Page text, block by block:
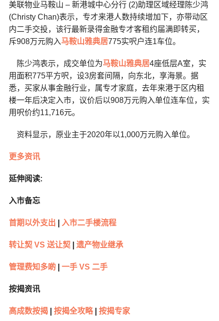
美联物业马鞍山 – 新港城中心分行 (2)助理区域经理陈少鸿
(Christy Chan)表示，专才来港人数持续增加下，亦带动区
内二手交投，该行最新录得金融专才客租约届满即转买，
斥908万元购入马鞍山雅典居775实呎户连1车位。
陈少鸿表示，成交单位为马鞍山雅典居4座低层A室，实
用面积775平方呎，设3房套间隔，向东北，享海景。据
悉，买家从事金融行业，属专才家庭，去年来港于区内租
楼一年后决定入市，议价后以908万元购入单位连车位，实
用呎价约11,716元。
资料显示，原业主于2020年以1,000万元购入单位。
更多资讯
延伸阅读:
入市备忘
首期以外支出 入市二手楼流程
转让契 VS 送让契| 遗产物业继承
管理费知多啲| 一手 VS 二手
按揭资讯
高成数按揭| 按揭全攻略| 按揭专家